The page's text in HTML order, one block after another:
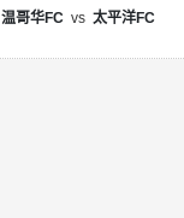
温哥华FC vs 太平洋FC